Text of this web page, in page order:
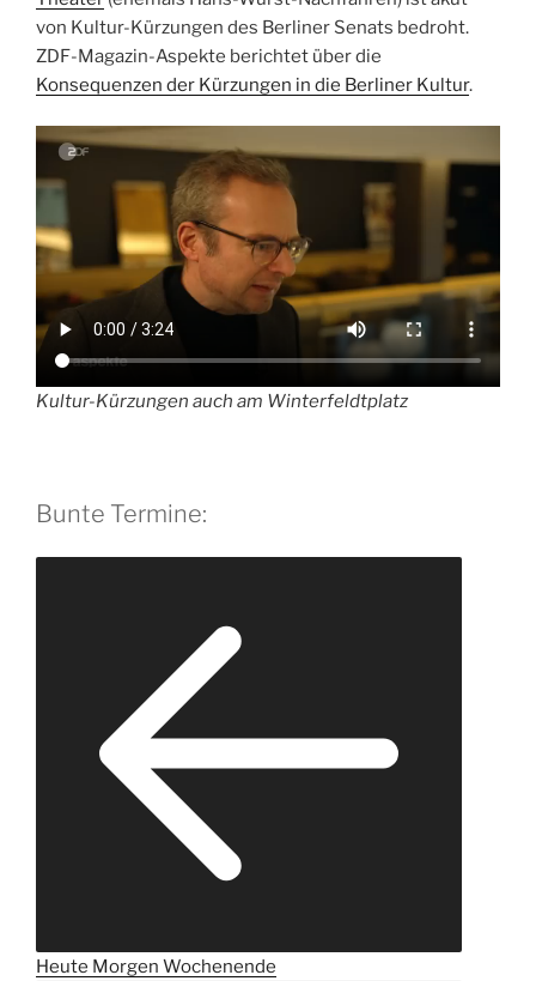
o
n
y p
p
n
k
e
c
m
g
e
a
m
re
ss
n
g
er
m
a
e
ie
dl
y
p
c
h
at
n
von Kultur-Kürzungen des Berliner Senats bedroht.
ZDF-Magazin-Aspekte berichtet über die
Konsequenzen der Kürzungen in die Berliner Kultur.
Kultur-Kürzungen auch am Winter­feldt­platz
Bunte Termine:
Heute Morgen Wochenende